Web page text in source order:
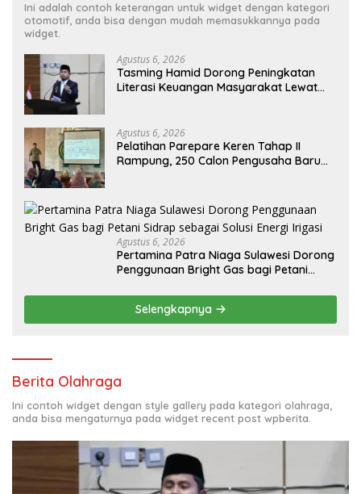
Ini adalah contoh keterangan untuk widget dengan kategori
otomotif, anda bisa dengan mudah memasukkannya pada
widget.
Agustus 6, 2026
Tasming Hamid Dorong Peningkatan
Literasi Keuangan Masyarakat Lewat
Agustus 6, 2026
Pelatihan Parepare Keren Tahap II
Rampung, 250 Calon Pengusaha Baru
Agustus 6, 2026
Pertamina Patra Niaga Sulawesi Dorong
Penggunaan Bright Gas bagi Petani
Selengkapnya
Berita Olahraga
Ini contoh widget dengan style gallery pada kategori olahraga,
anda bisa mengaturnya pada widget recent post wpberita.